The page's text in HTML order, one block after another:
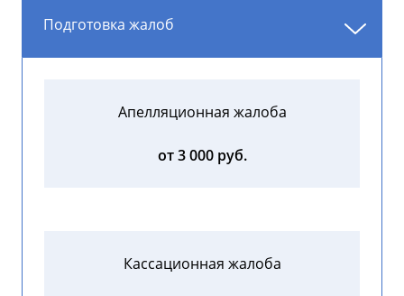
Подготовка жалоб
Апелляционная жалоба
от 3 000 руб.
Кассационная жалоба